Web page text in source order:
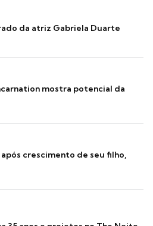
da atriz Gabriela Duarte
mostra potencial da
crescimento de seu filho,